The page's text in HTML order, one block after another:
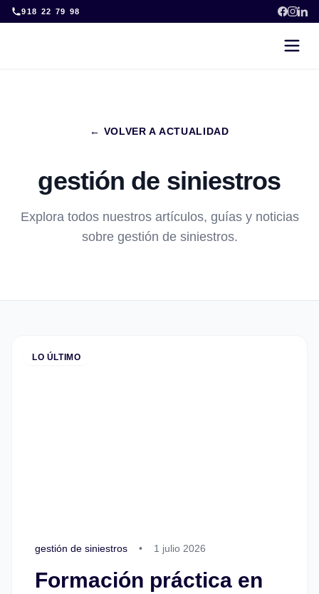
Skip
to
918 22 79 98
← VOLVER A ACTUALIDAD
gestión de siniestros
Explora todos nuestros artículos, guías y noticias
sobre gestión de siniestros.
LO ÚLTIMO
gestión de siniestros • 1 julio 2026
Formación práctica en